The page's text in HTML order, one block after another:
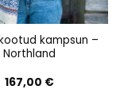
kampsun –
Northland
167,00 €